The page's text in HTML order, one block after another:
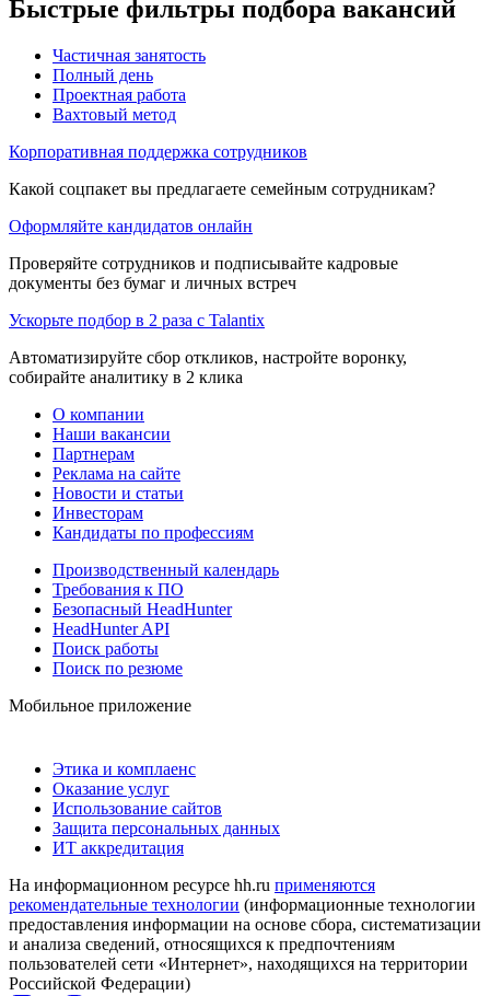
Быстрые фильтры подбора вакансий
Частичная занятость
Полный день
Проектная работа
Вахтовый метод
Корпоративная поддержка сотрудников
Какой соцпакет вы предлагаете семейным сотрудникам?
Оформляйте кандидатов онлайн
Проверяйте сотрудников и подписывайте кадровые
документы без бумаг и личных встреч
Ускорьте подбор в 2 раза с Talantix
Автоматизируйте сбор откликов, настройте воронку,
собирайте аналитику в 2 клика
О компании
Наши вакансии
Партнерам
Реклама на сайте
Новости и статьи
Инвесторам
Кандидаты по профессиям
Производственный календарь
Требования к ПО
Безопасный HeadHunter
HeadHunter API
Поиск работы
Поиск по резюме
Мобильное приложение
Этика и комплаенс
Оказание услуг
Использование сайтов
Защита персональных данных
ИТ аккредитация
На информационном ресурсе hh.ru применяются
рекомендательные технологии (информационные технологии
предоставления информации на основе сбора, систематизации
и анализа сведений, относящихся к предпочтениям
пользователей сети «Интернет», находящихся на территории
Российской Федерации)